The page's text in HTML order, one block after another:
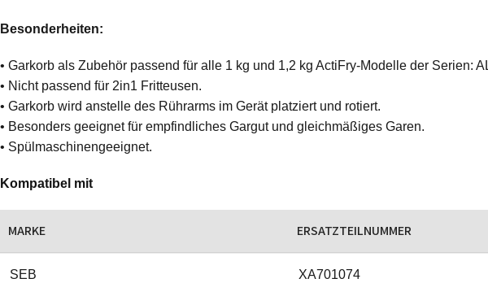
Besonderheiten:
• Garkorb als Zubehör passend für alle 1 kg und 1,2 kg ActiFry-Modelle der Serien:
• Nicht passend für 2in1 Fritteusen.
• Garkorb wird anstelle des Rührarms im Gerät platziert und rotiert.
• Besonders geeignet für empfindliches Gargut und gleichmäßiges Garen.
• Spülmaschinengeeignet.
Kompatibel mit
MARKE ERSATZTEILNUMMER
SEB XA701074